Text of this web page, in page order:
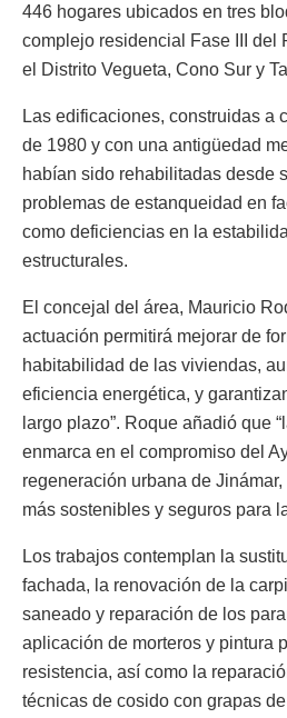
446 hogares ubicados en tres
complejo residencial Fase III del
el Distrito Vegueta, Cono Sur y
Las edificaciones, construidas a
de 1980 y con una antigüedad
habían sido rehabilitadas desde
problemas de estanqueidad en
como deficiencias en la
estructurales.
El concejal del área, Mauricio
actuación permitirá mejorar de
habitabilidad de las viviendas,
eficiencia energética, y
largo plazo”. Roque añadió que
enmarca en el compromiso del
regeneración urbana de
más sostenibles y seguros para
Los trabajos contemplan la
fachada, la renovación de la
saneado y reparación de los
aplicación de morteros y pintura
resistencia, así como la
técnicas de cosido con grapas